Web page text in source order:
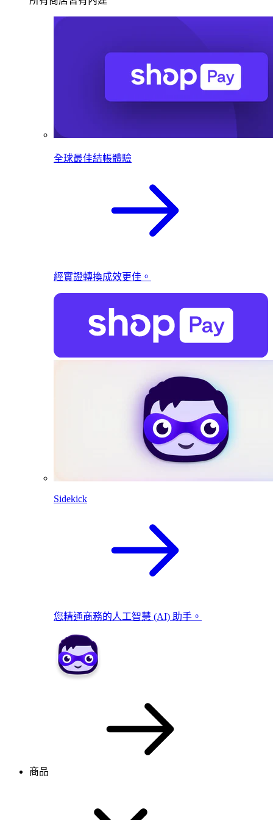
全球最佳結帳體驗
經實證轉換成效更佳。
Sidekick
您精通商務的人工智慧 (AI) 助手。
商品